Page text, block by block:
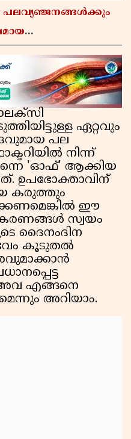
പലവ്യഞ്ജനങ്ങൾക്കും
ഏറ്റവും
പല
നിന്ന്
'ഓഫ്' ആക്കിയ
ഉപഭോക്താവിന്
കരുത്തും
ഈ
സ്വയം
ദൈനംദിന
കൂടുതൽ
അവ എങ്ങനെ
അറിയാം.